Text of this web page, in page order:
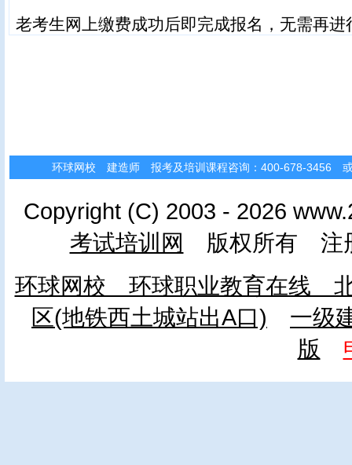
老考生网上缴费成功后即完成报名，无需再进
环球网校 建造师 报考及培训课程咨询：400-678-3456
Copyright (C) 2003 - 2026
考试培训网 版权所有 注
环球网校 环球职业教育在线 北
区(地铁西土城站出A口)
一级
版